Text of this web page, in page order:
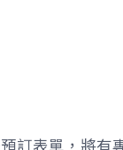
訂表單，將有